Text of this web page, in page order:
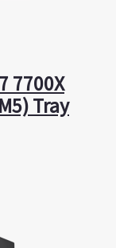
7700X
Tray